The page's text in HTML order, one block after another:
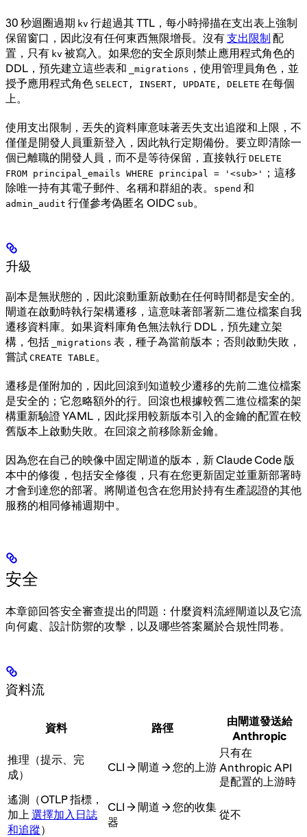
30 秒迴圈過期 kv 行超過其 TTL，每小時掃描在支出表上強制
保留窗口，因此沒有任何東西無限增長。沒有支出限制 配
置，只有 kv 被寫入。如果您的安全原則禁止應用程式角色的
DDL，預先建立這些表和
_migrations ，使用管理員角色，並
授予應用程式角色 SELECT, INSERT, UPDATE, DELETE 在每個
上。
使用支出限制，丟失的資料庫意味著丟失支出追蹤和上限，不
僅僅是開發人員重新登入，因此執行定期備份。要立即清除一
個已離職的開發人員，而不是等待保留，直接執行 DELETE
FROM principal_emails WHERE principal = '<sub>'
；這移
除唯一持有其電子郵件、名稱和群組的表。
spend 和
admin_audit 行僅參考偽匿名 OIDC sub。
升級
副本是無狀態的，因此滾動重新啟動在任何時間都是安全的。
閘道在啟動時執行架構遷移，這意味著部署新二進位檔案自我
遷移資料庫。如果資料庫角色無法執行 DDL，預先建立架
構，包括
_migrations 表，種子為當前版本；否則啟動失敗，
嘗試 CREATE TABLE。
遷移是僅附加的，因此回滾到知道較少遷移的先前二進位檔案
是安全的；它忽略額外的行。回滾也根據較舊二進位檔案的架
構重新驗證 YAML，因此採用較新版本引入的金鑰的配置在較
舊版本上啟動失敗。在回滾之前移除新金鑰。
因為您在自己的映像中固定閘道的版本，新 Claude Code 版
本中的修復，包括安全修復，只有在您更新固定並重新部署時
才會到達您的部署。將閘道包含在您用於持有生產認證的其他
服務的相同修補週期中。
安全
本章節回答安全審查提出的問題：什麼資料流經閘道以及它流
向何處、設計防禦的攻擊，以及哪些答案屬於合規性問卷。
資料流
資料 路徑
由閘道發送給
Anthropic
推理（提示、完
成）
CLI → 閘道 → 您的上游
只有在
Anthropic API
是配置的上游時
遙測（OTLP 指標，
加上 選擇加入日誌
和追蹤）
CLI → 閘道 → 您的收集
器
從不